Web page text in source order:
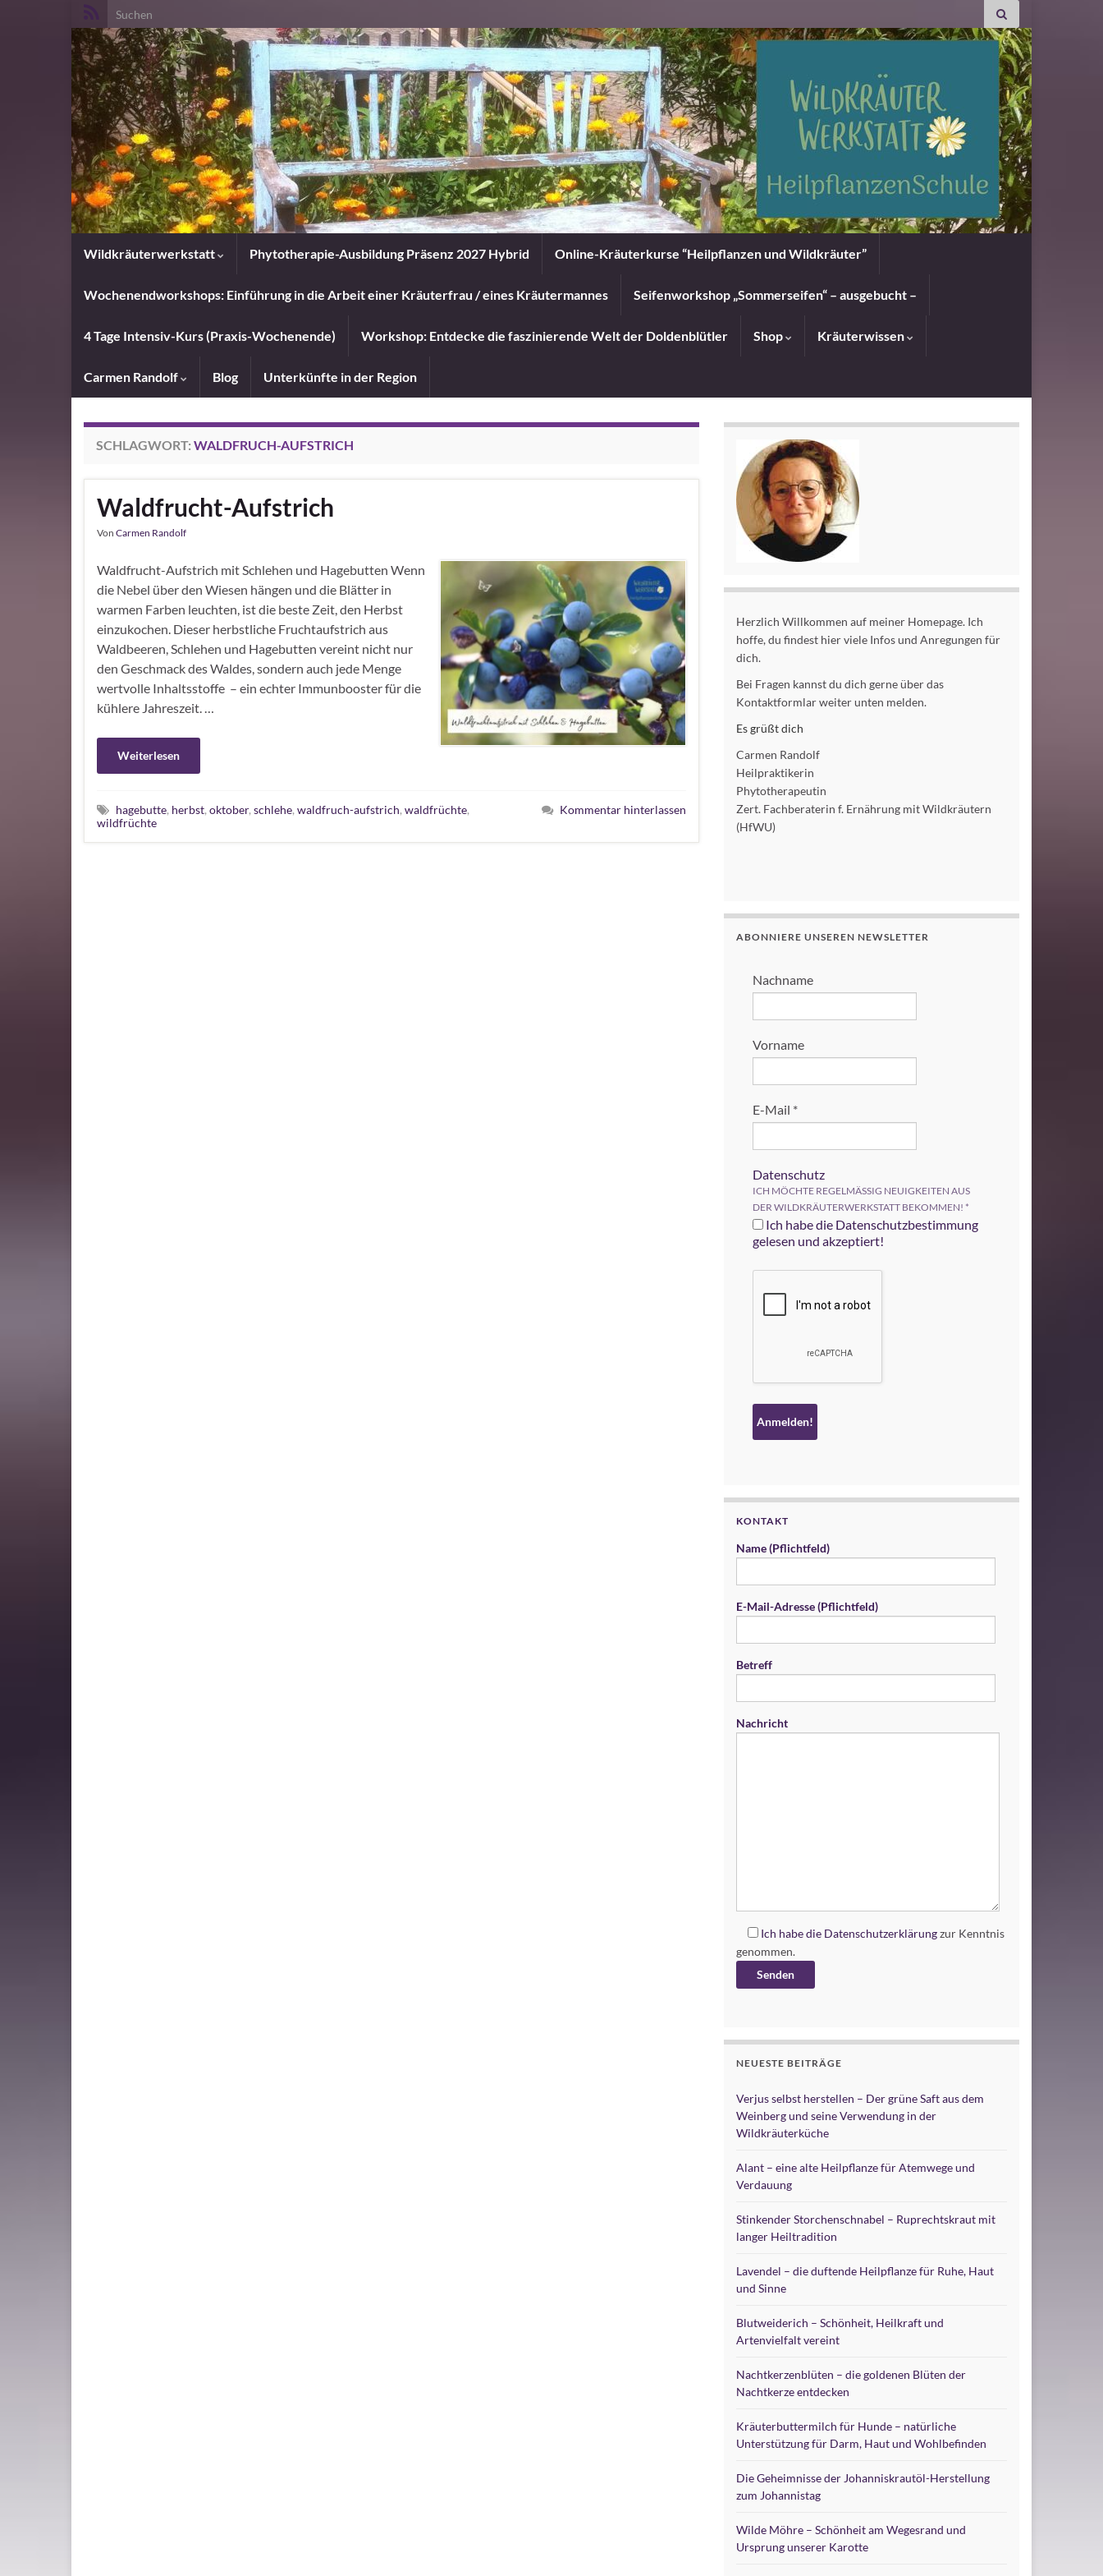
Search for:
Wildkräuterwerkstatt Phytotherapie-Ausbildung Präsenz 2027 Hybrid Online-Kräuterkurse “Heilpflanzen und Wildkräuter”
Wochenendworkshops: Einführung in die Arbeit einer Kräuterfrau / eines Kräutermannes Seifenworkshop „Sommerseifen“ – ausgebucht –
4 Tage Intensiv-Kurs (Praxis-Wochenende) Workshop: Entdecke die faszinierende Welt der Doldenblütler Shop Kräuterwissen
Carmen Randolf Blog Unterkünfte in der Region
SCHLAGWORT: WALDFRUCH-AUFSTRICH
Waldfrucht-Aufstrich
Von Carmen Randolf
Waldfrucht-Aufstrich mit Schlehen und Hagebutten Wenn
die Nebel über den Wiesen hängen und die Blätter in
warmen Farben leuchten, ist die beste Zeit, den Herbst
einzukochen. Dieser herbstliche Fruchtaufstrich aus
Waldbeeren, Schlehen und Hagebutten vereint nicht nur
den Geschmack des Waldes, sondern auch jede Menge
wertvolle Inhaltsstoffe – ein echter Immunbooster für die
kühlere Jahreszeit. …
Weiterlesen
hagebutte, herbst, oktober, schlehe, waldfruch-aufstrich, waldfrüchte,
wildfrüchte
Kommentar hinterlassen
Herzlich Willkommen auf meiner Homepage. Ich
hoffe, du findest hier viele Infos und Anregungen für
dich.
Bei Fragen kannst du dich gerne über das
Kontaktformlar weiter unten melden.
Es grüßt dich
Carmen Randolf
Heilpraktikerin
Phytotherapeutin
Zert. Fachberaterin f. Ernährung mit Wildkräutern
(HfWU)
ABONNIERE UNSEREN NEWSLETTER
Nachname
Vorname
E-Mail *
Datenschutz
ICH MÖCHTE REGELMÄSSIG NEUIGKEITEN AUS
DER WILDKRÄUTERWERKSTATT BEKOMMEN! *
Ich habe die Datenschutzbestimmung
gelesen und akzeptiert!
KONTAKT
Name (Pflichtfeld)
E-Mail-Adresse (Pflichtfeld)
Betreff
Nachricht
Ich habe die Datenschutzerklärungzur Kenntnis
genommen.
NEUESTE BEITRÄGE
Verjus selbst herstellen – Der grüne Saft aus dem
Weinberg und seine Verwendung in der
Wildkräuterküche
Alant – eine alte Heilpflanze für Atemwege und
Verdauung
Stinkender Storchenschnabel – Ruprechtskraut mit
langer Heiltradition
Lavendel – die duftende Heilpflanze für Ruhe, Haut
und Sinne
Blutweiderich – Schönheit, Heilkraft und
Artenvielfalt vereint
Nachtkerzenblüten – die goldenen Blüten der
Nachtkerze entdecken
Kräuterbuttermilch für Hunde – natürliche
Unterstützung für Darm, Haut und Wohlbefinden
Die Geheimnisse der Johanniskrautöl-Herstellung
zum Johannistag
Wilde Möhre – Schönheit am Wegesrand und
Ursprung unserer Karotte